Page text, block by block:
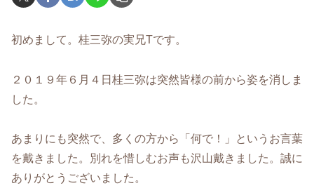
初めまして。桂三弥の実兄Tです。
２０１９年６月４日桂三弥は突然皆様の前から姿を消しま
した。
あまりにも突然で、多くの方から「何で！」というお言葉
を戴きました。別れを惜しむお声も沢山戴きました。誠に
ありがとうございました。